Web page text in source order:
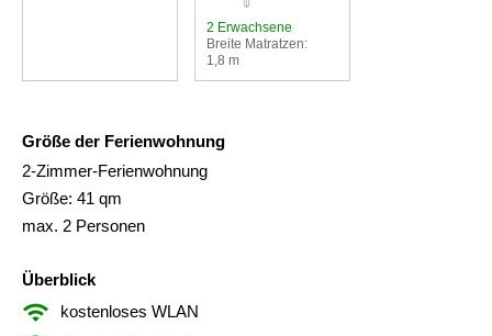
2 Erwachsene
Breite Matratzen:
1,8 m
Größe der Ferienwohnung
2-Zimmer-Ferienwohnung
Größe: 41 qm
max. 2 Personen
Überblick
kostenloses WLAN